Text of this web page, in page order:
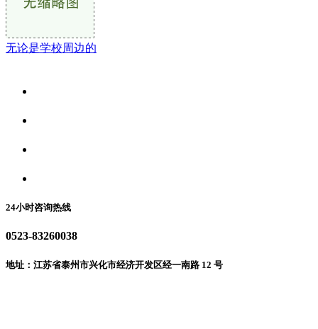
无论是学校周边的
24小时咨询热线
0523-83260038
地址：江苏省泰州市兴化市经济开发区经一南路 12 号